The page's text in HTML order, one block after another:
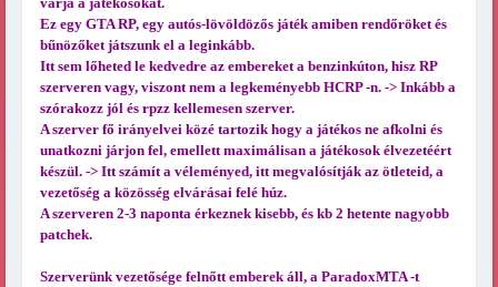
Ez egy GTA RP, egy autós-lövöldözős játék amiben rendőröket és
bűnözőket játszunk el a leginkább.
Itt sem lőheted le kedvedre az embereket a benzinkúton, hisz RP
szerveren vagy, viszont nem a legkeményebb HCRP -n. -> Inkább a
szórakozz jól és rpzz kellemesen szerver.
A szerver fő irányelvei közé tartozik hogy a játékos ne afkolni és
unatkozni járjon fel, emellett maximálisan a játékosok élvezetéért
készül. -> Itt számít a véleményed, itt megvalósítják az ötleteid, a
vezetőség a közösség elvárásai felé húz.
A szerveren 2-3 naponta érkeznek kisebb, és kb 2 hetente nagyobb
patchek.
Szerverünk vezetősége felnőtt emberek áll, a ParadoxMTA -t